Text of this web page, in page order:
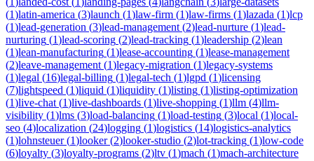
(1)latin-america (3)launch (1)law-firm (1)law-firms (1)lazada (1)lcp
(1)lead-generation (3)lead-management (2)lead-nurture (1)lead-
nurturing (1)lead-scoring (2)lead-tracking (1)leadership (2)lean
(1)lean-manufacturing (1)lease-accounting (1)lease-management
(2)leave-management (1)legacy-migration (1)legacy-systems
(1)legal (16)legal-billing (1)legal-tech (1)lgpd (1)licensing
(7)lightspeed (1)liquid (1)liquidity (1)listing (1)listing-optimization
(1)live-chat (1)live-dashboards (1)live-shopping (1)llm (4)llm-
visibility (1)lms (3)load-balancing (1)load-testing (3)local (1)local-
seo (4)localization (24)logging (1)logistics (14)logistics-analytics
(1)lohnsteuer(1)looker(2)looker-studio (2)lot-tracking (1)low-code
(6)loyalty (3)loyalty-programs (2)ltv (1)mach (1)mach-architecture